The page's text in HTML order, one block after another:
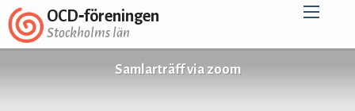
OCD‑föreningen
Stockholms län
Samlarträff via zoom